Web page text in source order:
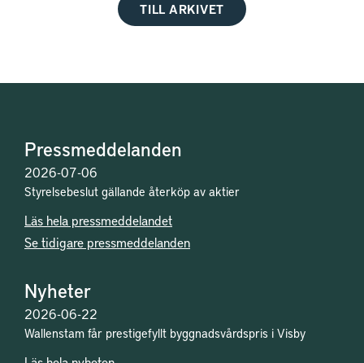
TILL ARKIVET
Pressmeddelanden
2026-07-06
Styrelsebeslut gällande återköp av aktier
Läs hela pressmeddelandet
Se tidigare pressmeddelanden
Nyheter
2026-06-22
Wallenstam får prestigefyllt byggnadsvårdspris i Visby